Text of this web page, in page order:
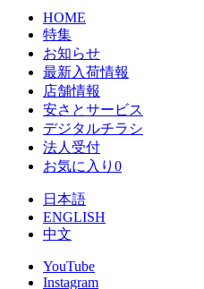
HOME
特集
お知らせ
最新入荷情報
店舗情報
安さとサービス
デジタルチラシ
法人受付
お気に入り 0
日本語
ENGLISH
中文
YouTube
Instagram